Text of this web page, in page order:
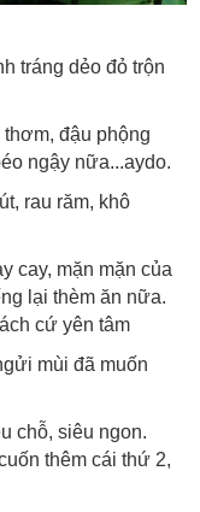
tráng dẻo đỏ trộn
đậu phộng
ngậy nữa...aydo.
rau răm, khô
cay, mặn mặn của
lại thèm ăn nữa.
cứ yên tâm
mùi đã muốn
chỗ, siêu ngon.
thêm cái thứ 2,